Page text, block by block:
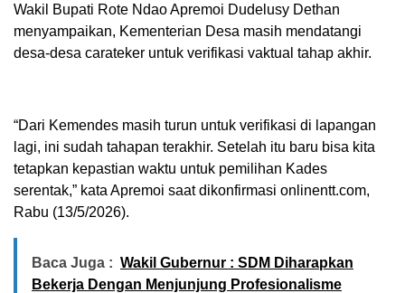
Wakil Bupati Rote Ndao Apremoi Dudelusy Dethan
menyampaikan, Kementerian Desa masih mendatangi
desa-desa carateker untuk verifikasi vaktual tahap akhir.
“Dari Kemendes masih turun untuk verifikasi di lapangan
lagi, ini sudah tahapan terakhir. Setelah itu baru bisa kita
tetapkan kepastian waktu untuk pemilihan Kades
serentak,” kata Apremoi saat dikonfirmasi onlinentt.com,
Rabu (13/5/2026).
Baca Juga : Wakil Gubernur : SDM Diharapkan
Bekerja Dengan Menjunjung Profesionalisme